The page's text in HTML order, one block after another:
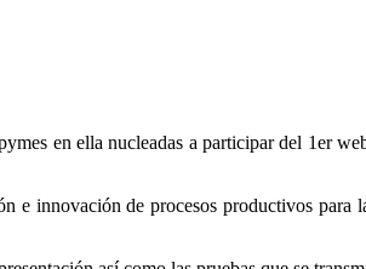
en ella nucleadas a participar del 1er
innovación de procesos productivos para